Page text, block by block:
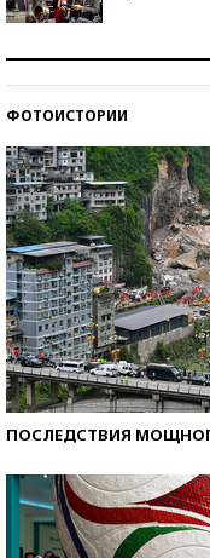
ФОТОИСТОРИИ
ПОСЛЕДСТВИЯ